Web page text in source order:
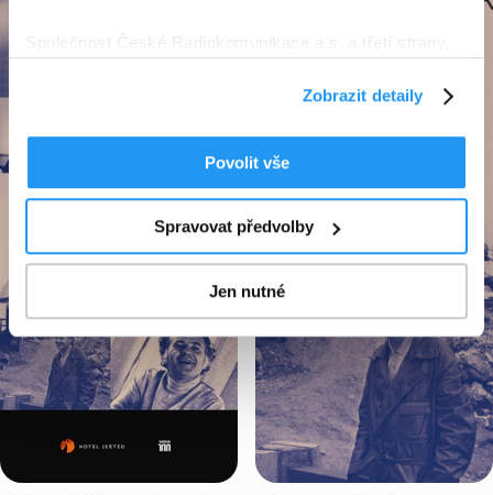
Společnost České Radiokomunikace a.s. a třetí strany,
používají soubory cookies k ukládání informací a k
přístupu k nim v souvislosti s poskytováním, údržbou a
zdokonalováním svých služeb a zobrazované reklamy,
zejména je využíváme k poskytování a zabezpečení
svých služeb, k analýze a vylepšování jejich výkonu i
prostřednictvímtlačítka Spravovat předvolby; zde se
rovněž dozvíte podmínky použití cookies a jejich
podrobný přehled. Souhlasíte-li s výše uvedenými
postupy a použitím, pak klikněte natlačítko Povolit vše
a pokračujte dál na naše stránky. Váš souhlas
Zobrazit detaily
Povolit vše
Spravovat předvolby
Jen nutné